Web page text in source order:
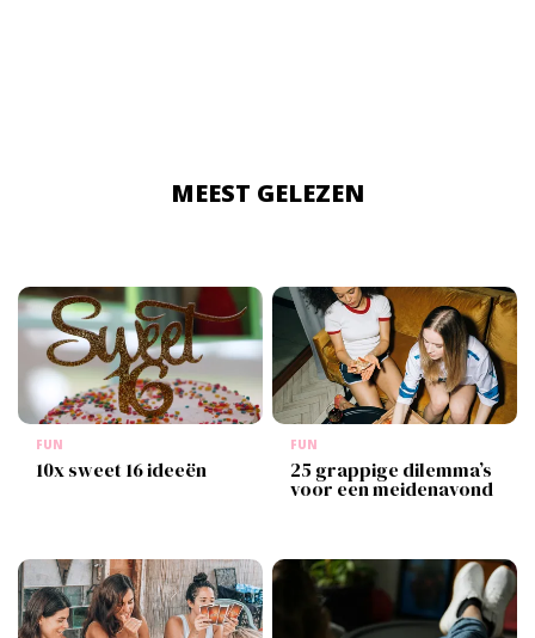
MEEST GELEZEN
FUN
10x sweet 16 ideeën
FUN
25 grappige dilemma’s
voor een meidenavond